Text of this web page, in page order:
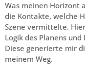
Was meinen Horizont
die Kontakte, welche
Szene vermittelte.
Logik des Planens
Diese generierte mir
meinem Weg.